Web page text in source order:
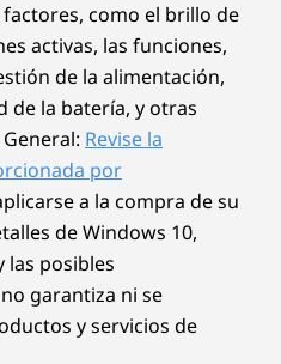
como el brillo de
activas, las funciones,
de la alimentación,
de la batería, y otras
Revise la
por
a la compra de su
de Windows 10,
las posibles
garantiza ni se
y servicios de